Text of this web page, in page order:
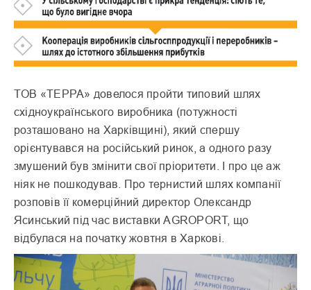
TOB «ТЕРРА» довелося пройти типовий шлях
східноукраїнського виробника (потужності
розташовано на Харківщині), який спершу
орієнтувався на російський ринок, а одного разу
змушений був змінити свої пріоритети. І про це аж
ніяк не пошкодував. Про тернистий шлях компанії
розповів її комерційний директор Олександр
Ясинський під час виставки AGROPORT, що
відбулася на початку жовтня в Харкові.